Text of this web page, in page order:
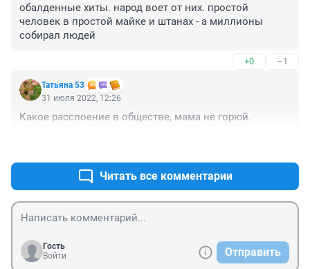
обалденные хиты. народ воет от них. простой
человек в простой майке и штанах - а миллионы
собирал людей
+0 –1
Татьяна 53
31 июля 2022, 12:26
Какое расслоение в обществе, мама не горюй.
Читать все комментарии
Гость
Войти
Отправить